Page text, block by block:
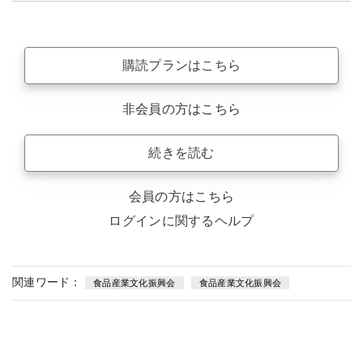
購読プランはこちら
非会員の方はこちら
続きを読む
会員の方はこちら
ログインに関するヘルプ
関連ワード： 食品産業文化振興会 食品産業文化振興会